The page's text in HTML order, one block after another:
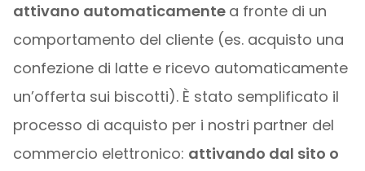
attivano automaticamente a fronte di un
comportamento del cliente (es. acquisto una
confezione di latte e ricevo automaticamente
un’offerta sui biscotti). È stato semplificato il
processo di acquisto per i nostri partner del
commercio elettronico: attivando dal sito o